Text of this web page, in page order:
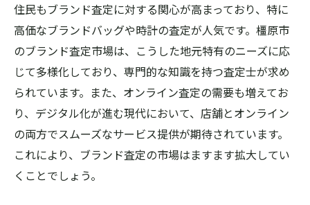
査定中に気をつけたいコミュニケーション
方法
ブランド査定の結果を理解するためのガイ
ド
橿原市のブランド査定で評価を最大化するため
の重要ポイント
ブランド品の価値を上げるための事前準備
橿原市で査定評価が高くなるブランドとは
住民もブランド査定に対する関心が高まっており、特に
高価なブランドバッグや時計の査定が人気です。橿原市
のブランド査定市場は、こうした地元特有のニーズに応
じて多様化しており、専門的な知識を持つ査定士が求め
られています。また、オンライン査定の需要も増えてお
り、デジタル化が進む現代において、店舗とオンライン
の両方でスムーズなサービス提供が期待されています。
これにより、ブランド査定の市場はますます拡大してい
くことでしょう。